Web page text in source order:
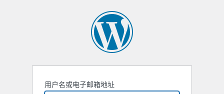
用户名或电子邮箱地址